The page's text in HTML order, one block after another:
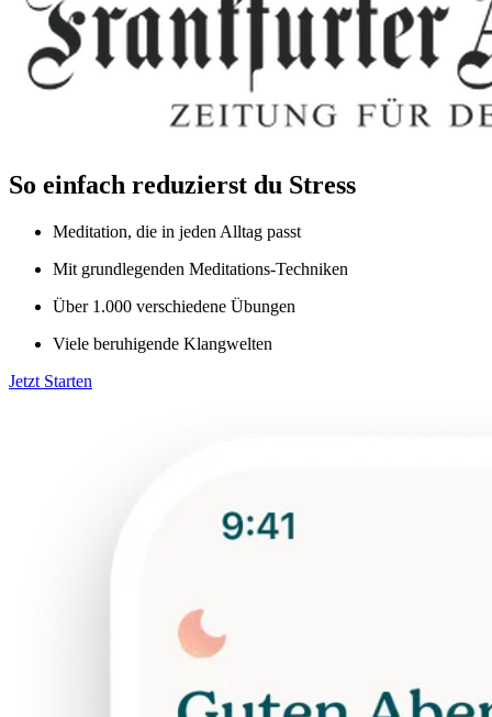
So einfach reduzierst du Stress
Meditation, die in jeden Alltag passt
Mit grundlegenden Meditations-Techniken
Über 1.000 verschiedene Übungen
Viele beruhigende Klangwelten
Jetzt Starten